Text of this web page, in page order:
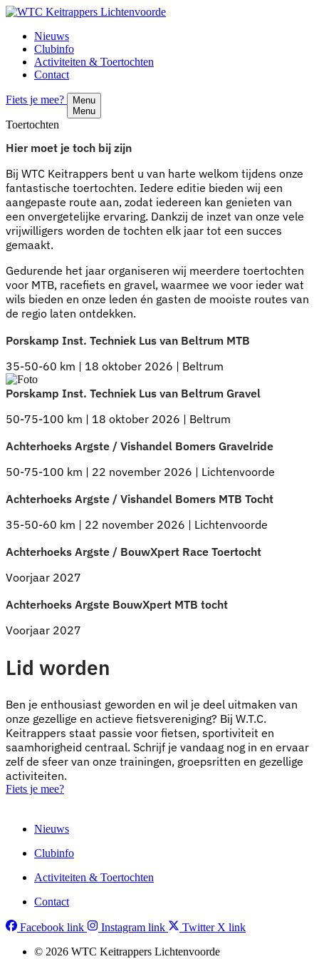
Nieuws
Clubinfo
Activiteiten & Toertochten
Contact
Fiets je mee?
Menu
Menu
Toertochten
Hier moet je toch bij zijn
Bij WTC Keitrappers bent u van harte welkom tijdens onze
fantastische toertochten. Iedere editie bieden wij een
aangepaste route aan, zodat iedereen kan genieten van
een onvergetelijke ervaring. Dankzij de inzet van onze vele
vrijwilligers worden de tochten elk jaar tot een succes
gemaakt.
Gedurende het jaar organiseren wij meerdere toertochten
voor MTB, racefiets en gravel, waarmee we voor ieder wat
wils bieden en onze leden én gasten de mooiste routes van
de regio laten ontdekken.
Porskamp Inst. Techniek Lus van Beltrum MTB
35-50-60 km | 18 oktober 2026 | Beltrum
Porskamp Inst. Techniek Lus van Beltrum Gravel
50-75-100 km | 18 oktober 2026 | Beltrum
Achterhoeks Argste / Vishandel Bomers Gravelride
50-75-100 km | 22 november 2026 | Lichtenvoorde
Achterhoeks Argste / Vishandel Bomers MTB Tocht
35-50-60 km | 22 november 2026 | Lichtenvoorde
Achterhoeks Argste / BouwXpert Race Toertocht
Voorjaar 2027
Achterhoeks Argste BouwXpert MTB tocht
Voorjaar 2027
Lid worden
Ben je enthousiast geworden en wil je deel uitmaken van
onze gezellige en actieve fietsvereniging? Bij W.T.C.
Keitrappers staat passie voor fietsen, sportiviteit en
saamhorigheid centraal. Schrijf je vandaag nog in en ervaar
zelf de sfeer van onze trainingen, groepsritten en gezellige
activiteiten.
Fiets je mee?
Nieuws
Clubinfo
Activiteiten & Toertochten
Contact
Facebook link Instagram link
Twitter X link
© 2026 WTC Keitrappers Lichtenvoorde